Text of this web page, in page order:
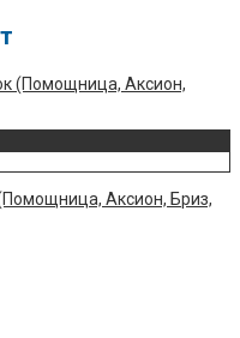
Аксион, Бриз,